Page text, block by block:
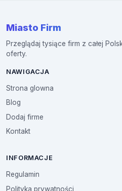
Miasto Firm
Przeglądaj tysiące firm z całej
oferty.
NAWIGACJA
Strona glowna
Blog
Dodaj firme
Kontakt
INFORMACJE
Regulamin
Polityka prywatności